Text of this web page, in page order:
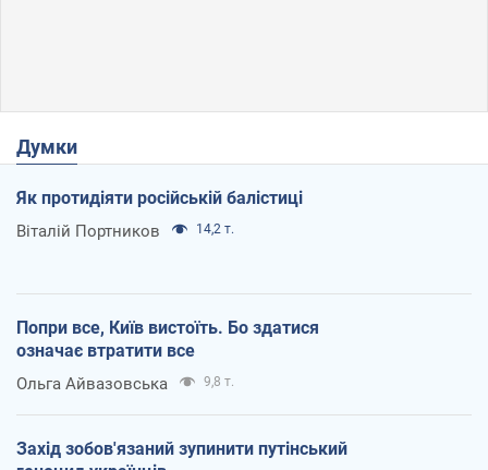
Думки
Як протидіяти російській балістиці
Віталій Портников 14,2 т.
Попри все, Київ вистоїть. Бо здатися
означає втратити все
Ольга Айвазовська 9,8 т.
Захід зобов'язаний зупинити путінський